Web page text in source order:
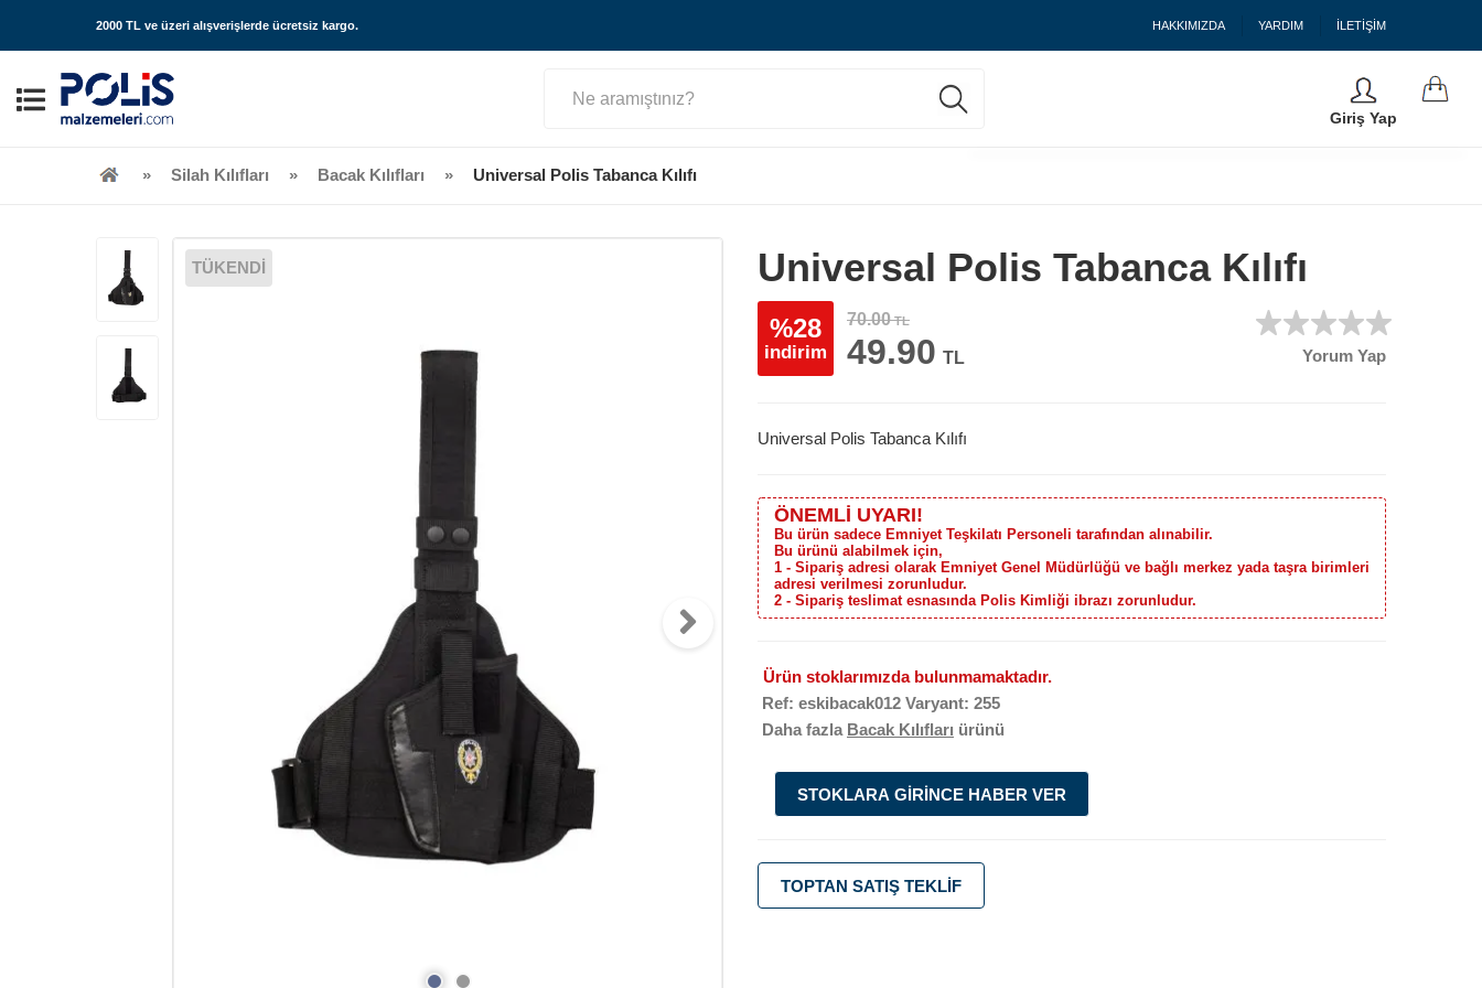
2000 TL ve üzeri alışverişlerde ücretsiz kargo. HAKKIMIZDA YARDIM İLETİŞİM
Giriş Yap
Silah Kılıfları Bacak Kılıfları Universal Polis Tabanca Kılıfı
TÜKENDİ Universal Polis Tabanca Kılıfı
%28
indirim
70.00TL
49.90 TL Yorum Yap
Universal Polis Tabanca Kılıfı
ÖNEMLİ UYARI!
Bu ürün sadece Emniyet Teşkilatı Personeli tarafından alınabilir.
Bu ürünü alabilmek için,
1 - Sipariş adresi olarak Emniyet Genel Müdürlüğü ve bağlı merkez yada taşra birimleri
adresi verilmesi zorunludur.
2 - Sipariş teslimat esnasında Polis Kimliği ibrazı zorunludur.
Ürün stoklarımızda bulunmamaktadır.
Ref: eskibacak012 Varyant: 255
Daha fazla Bacak Kılıfları ürünü
STOKLARA GIRINCE HABER VER
TOPTAN SATIŞ TEKLIF